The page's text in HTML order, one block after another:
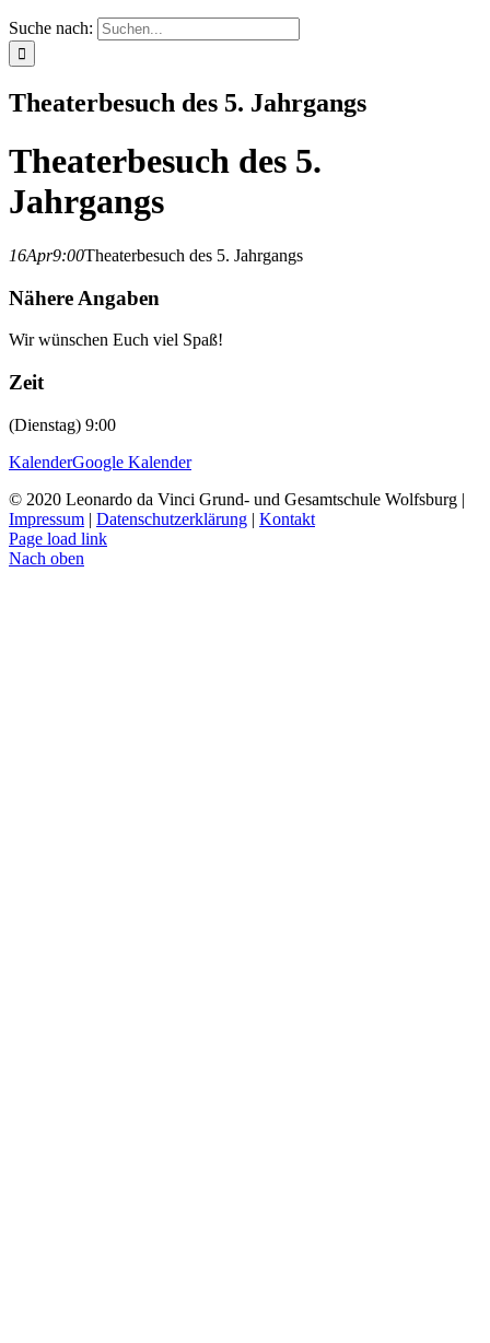
Suche nach:
Theaterbesuch des 5. Jahrgangs
Theaterbesuch des 5.
Jahrgangs
16Apr9:00Theaterbesuch des 5. Jahrgangs
Nähere Angaben
Wir wünschen Euch viel Spaß!
Zeit
(Dienstag) 9:00
KalenderGoogle Kalender
© 2020 Leonardo da Vinci Grund- und Gesamtschule Wolfsburg |
Impressum | Datenschutzerklärung | Kontakt
Page load link
Nach oben